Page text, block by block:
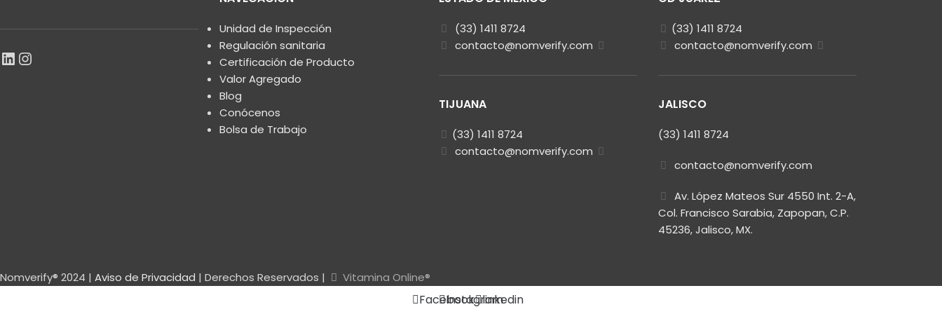
Unidad de Inspección
Regulación sanitaria
Certificación de Producto
Valor Agregado
Blog
Conócenos
Bolsa de Trabajo
(33) 1411 8724
contacto@nomverify.com
TIJUANA
(33) 1411 8724
contacto@nomverify.com
(33) 1411 8724
contacto@nomverify.com
JALISCO
(33) 1411 8724
contacto@nomverify.com
Av. López Mateos Sur 4550 Int. 2-A,
Col. Francisco Sarabia, Zapopan, C.P.
45236, Jalisco, MX.
Nomverify® 2024 | Aviso de Privacidad | Derechos Reservados | Vitamina Online®
FacebookInstagramlinkedin